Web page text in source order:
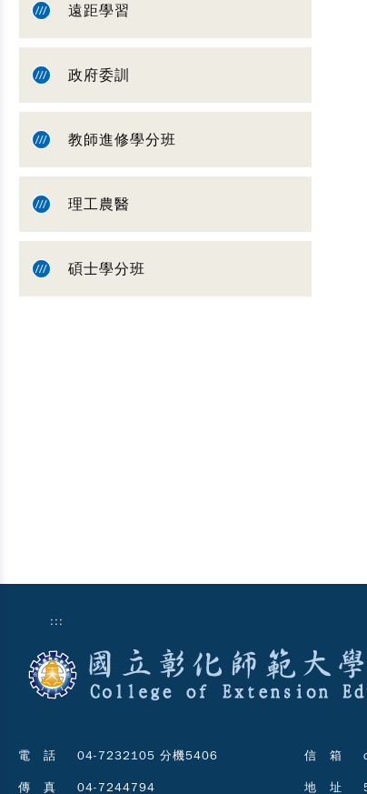
遠距學習
政府委訓
教師進修學分班
理工農醫
碩士學分班
:::
電 話 04-7232105 分機5406 信 箱
傳 真 04-7244794 地 址